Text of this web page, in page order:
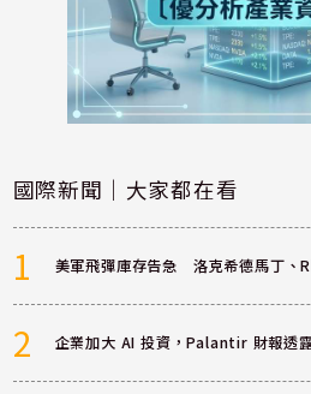
國際新聞｜大家都在看
1 美軍飛彈庫存告急 洛克希德馬丁、
2 企業加大 AI 投資，Palantir 財報透